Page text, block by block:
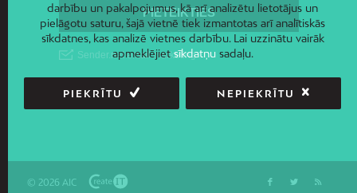
© 2026 AIC
darbību un pakalpojumus, kā arī analizētu lietotājus un
pielāgotu saturu, šajā vietnē tiek izmantotas arī analītiskās
sīkdatnes, kas analizē vietnes darbību. Lai uzzinātu vairāk
apmeklējietsīkdatņusadaļu.
PIEKRĪTU NEPIEKRĪTU